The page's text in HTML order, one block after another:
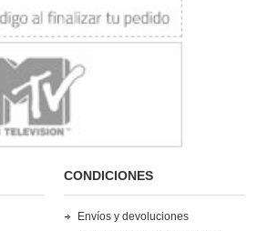
CONDICIONES
Envíos y devoluciones